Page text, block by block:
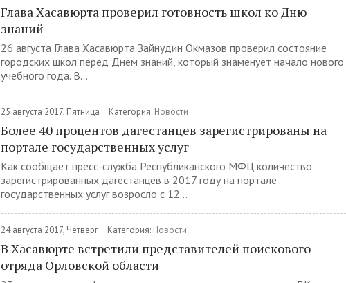
Глава Хасавюрта проверил готовность школ ко Дню
знаний
26 августа Глава Хасавюрта Зайнудин Окмазов проверил состояние
городских школ перед Днем знаний, который знаменует начало нового
учебного года. В...
25 августа 2017, Пятница Категория: Новости
Более 40 процентов дагестанцев зарегистрированы на
портале государственных услуг
Как сообщает пресс-служба Республиканского МФЦ количество
зарегистрированных дагестанцев в 2017 году на портале
государственных услуг возросло с 12...
24 августа 2017, Четверг Категория: Новости
В Хасавюрте встретили представителей поискового
отряда Орловской области